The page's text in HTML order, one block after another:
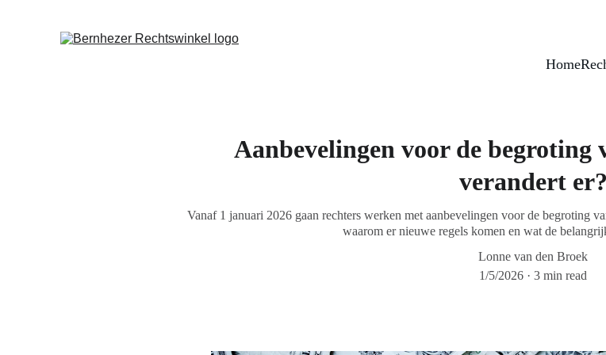
Home
Aanbevelingen voor de begroting
verandert er?
Vanaf 1 januari 2026 gaan rechters werken met aanbevelingen voor de begroting
waarom er nieuwe regels komen en wat de
Lonne van den Broek
1/5/2026
3 min read